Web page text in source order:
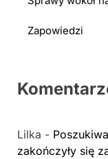
Zapowiedzi
Lilka -
zakończyły się